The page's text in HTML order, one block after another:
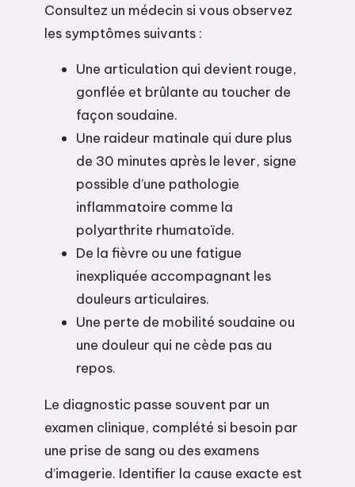
Consultez un médecin si vous observez
les symptômes suivants :
Une articulation qui devient rouge,
gonflée et brûlante au toucher de
façon soudaine.
Une raideur matinale qui dure plus
de 30 minutes après le lever, signe
possible d’une pathologie
inflammatoire comme la
polyarthrite rhumatoïde.
De la fièvre ou une fatigue
inexpliquée accompagnant les
douleurs articulaires.
Une perte de mobilité soudaine ou
une douleur qui ne cède pas au
repos.
Le diagnostic passe souvent par un
examen clinique, complété si besoin par
une prise de sang ou des examens
d’imagerie. Identifier la cause exacte est